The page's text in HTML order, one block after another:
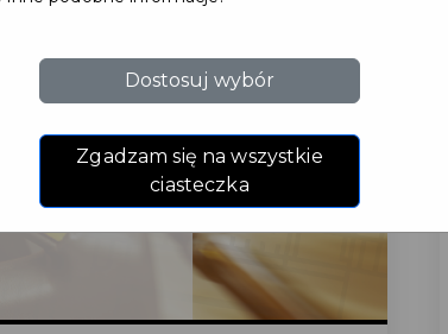
Dostosuj wybór
Zgadzam się na wszystkie
ciasteczka